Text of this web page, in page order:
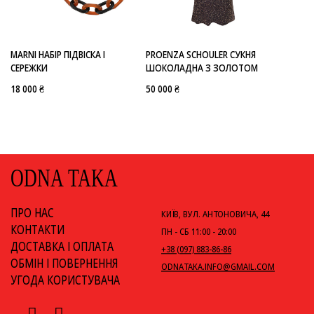
MARNI НАБІР ПІДВІСКА І
СЕРЕЖКИ
18 000 ₴
PROENZA SCHOULER СУКНЯ
ШОКОЛАДНА З ЗОЛОТОМ
50 000 ₴
ODNA TAKA
ПРО НАС
КОНТАКТИ
ДОСТАВКА І ОПЛАТА
ОБМІН І ПОВЕРНЕННЯ
УГОДА КОРИСТУВАЧА
КИЇВ, ВУЛ. АНТОНОВИЧА, 44
ПН - СБ 11:00 - 20:00
+38 (097) 883-86-86
ODNATAKA.INFO@GMAIL.COM